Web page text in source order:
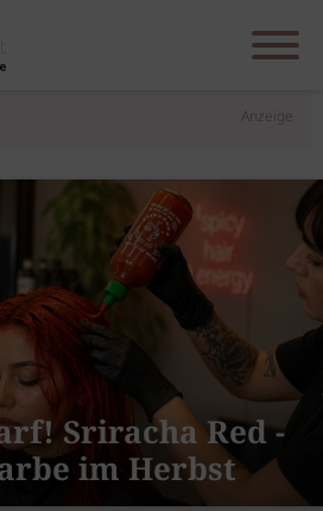
Anzeige
Sriracha Red -
im Herbst